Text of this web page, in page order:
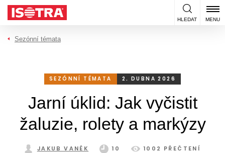
Přeskočit na obsah
HLEDAT MENU
Sezónní témata
SEZÓNNÍ TÉMATA 2. DUBNA 2026
Jarní úklid: Jak vyčistit
žaluzie, rolety a markýzy
JAKUB VANĚK 10 1002 PŘEČTENÍ